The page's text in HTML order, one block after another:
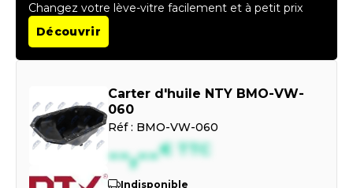
Changez votre lève-vitre facilement et à petit prix
Découvrir
Carter d'huile NTY BMO-VW-
060
Réf : BMO-VW-060
--,--€ TTC
Indisponible